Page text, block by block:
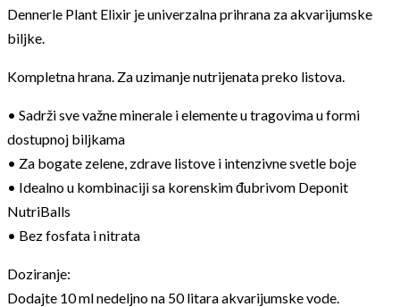
Dennerle Plant Elixir je univerzalna prihrana za akvarijumske
biljke.
Kompletna hrana. Za uzimanje nutrijenata preko listova.
• Sadrži sve važne minerale i elemente u tragovima u formi
dostupnoj biljkama
• Za bogate zelene, zdrave listove i intenzivne svetle boje
• Idealno u kombinaciji sa korenskim đubrivom Deponit
NutriBalls
• Bez fosfata i nitrata
Doziranje:
Dodajte 10 ml nedeljno na 50 litara akvarijumske vode.